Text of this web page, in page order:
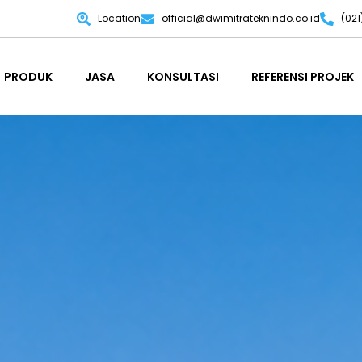
Location official@dwimitrateknindo.co.id
PRODUK JASA KONSULTASI REFERENSI PROJEK